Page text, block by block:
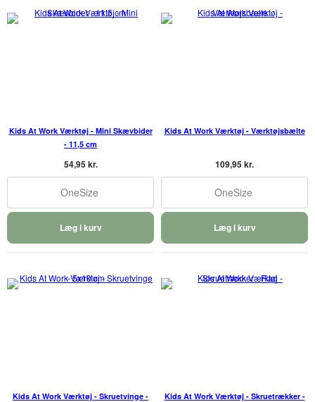
Kids At Work Værktøj - Mini Skævbider
- 11,5 cm
54,95 kr.
OneSize
Læg i kurv
Kids At Work Værktøj - Værktøjsbælte
109,95 kr.
OneSize
Læg i kurv
Kids At Work Værktøj - Skruetvinge -
Kids At Work Værktøj - Skruetrækker -